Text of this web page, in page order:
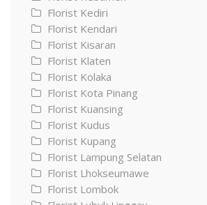
Florist Kediri
Florist Kendari
Florist Kisaran
Florist Klaten
Florist Kolaka
Florist Kota Pinang
Florist Kuansing
Florist Kudus
Florist Kupang
Florist Lampung Selatan
Florist Lhokseumawe
Florist Lombok